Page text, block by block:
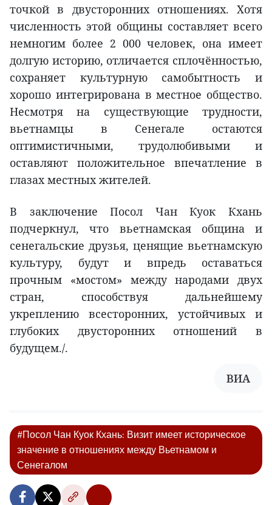
точкой в двусторонних отношениях. Хотя
численность этой общины составляет всего
немногим более 2 000 человек, она имеет
долгую историю, отличается сплочённостью,
сохраняет культурную самобытность и
хорошо интегрирована в местное общество.
Несмотря на существующие трудности,
вьетнамцы в Сенегале остаются
оптимистичными, трудолюбивыми и
оставляют положительное впечатление в
глазах местных жителей.
В заключение Посол Чан Куок Кхань
подчеркнул, что вьетнамская община и
сенегальские друзья, ценящие вьетнамскую
культуру, будут и впредь оставаться
прочным «мостом» между народами двух
стран, способствуя дальнейшему
укреплению всесторонних, устойчивых и
глубоких двусторонних отношений в
будущем./.
ВИА
#Посол Чан Куок Кхань: Визит имеет историческое
значение в отношениях между Вьетнамом и
Сенегалом